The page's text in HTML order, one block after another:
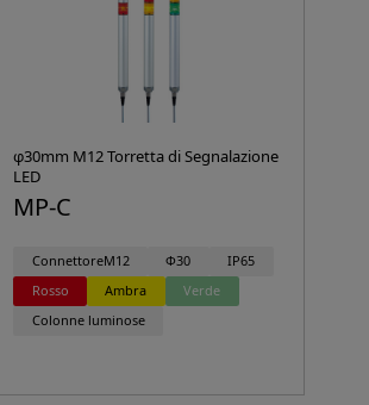
φ30mm M12 Torretta di Segnalazione
LED
MP-C
ConnettoreM12 Φ30
IP65
Rosso
Ambra
Verde
Colonne luminose